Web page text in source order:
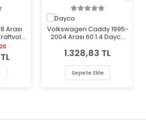
Arası
Su
Volkswagen Caddy 1995-
2004 Arası 60 1.4 Dayco
Pompası
1.328,83 TL
Sepete Ekle